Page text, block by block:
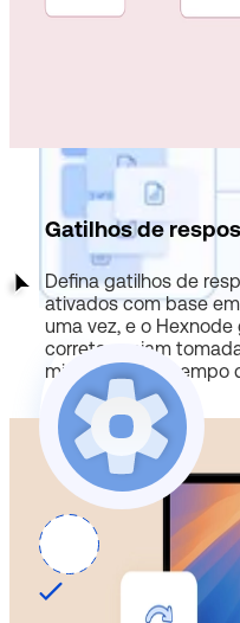
Gatilhos de
Defina gatilhos de
ativados com base
uma vez, e o
corretas sejam
minimizando o tempo